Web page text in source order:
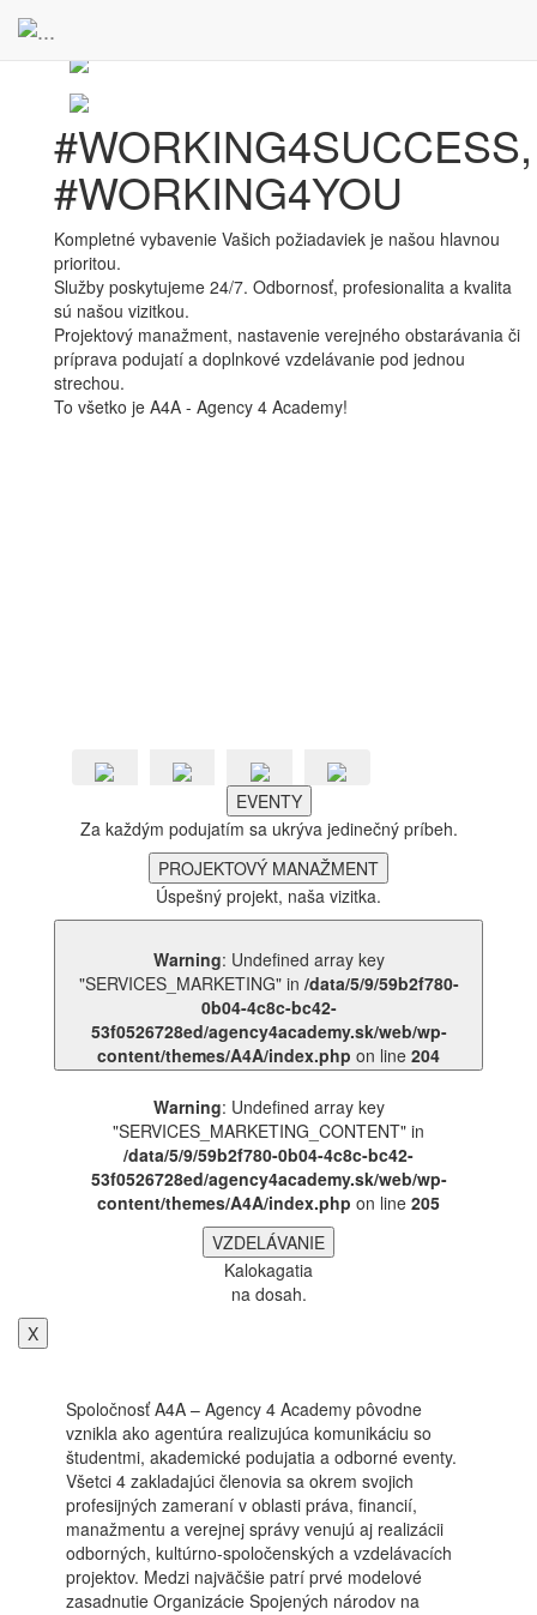
#WORKING4SUCCESS,
#WORKING4YOU
Kompletné vybavenie Vašich požiadaviek je našou hlavnou
prioritou.
Služby poskytujeme 24/7. Odbornosť, profesionalita a kvalita
sú našou vizitkou.
Projektový manažment, nastavenie verejného obstarávania či
príprava podujatí a doplnkové vzdelávanie pod jednou
strechou.
To všetko je A4A - Agency 4 Academy!
EVENTY
Za každým podujatím sa ukrýva jedinečný príbeh.
PROJEKTOVÝ MANAŽMENT
Úspešný projekt, naša vizitka.
Warning: Undefined array key
"SERVICES_MARKETING" in /data/5/9/59b2f780-
0b04-4c8c-bc42-
53f0526728ed/agency4academy.sk/web/wp-
content/themes/A4A/index.php on line 204
Warning: Undefined array key
"SERVICES_MARKETING_CONTENT" in
/data/5/9/59b2f780-0b04-4c8c-bc42-
53f0526728ed/agency4academy.sk/web/wp-
content/themes/A4A/index.php on line 205
VZDELÁVANIE
Kalokagatia
na dosah.
X
Spoločnosť A4A – Agency 4 Academy pôvodne
vznikla ako agentúra realizujúca komunikáciu so
študentmi, akademické podujatia a odborné eventy.
Všetci 4 zakladajúci členovia sa okrem svojich
profesijných zameraní v oblasti práva, financií,
manažmentu a verejnej správy venujú aj realizácii
odborných, kultúrno-spoločenských a vzdelávacích
projektov. Medzi najväčšie patrí prvé modelové
zasadnutie Organizácie Spojených národov na